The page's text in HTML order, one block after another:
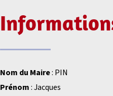
Nom du Maire: PIN
Prénom: Jacques